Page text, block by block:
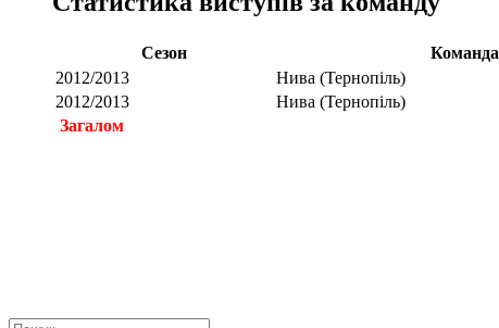
Сезон Команда
2012/2013
Нива (Тернопіль)
2012/2013
Нива (Тернопіль)
Загалом